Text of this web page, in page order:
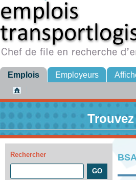
Emplois Employeurs
Rechercher